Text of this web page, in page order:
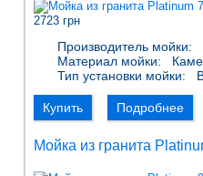
2723 грн
Производитель мойки:
Материал мойки:
Тип установки мойки:
Купить Подробнее
Мойка из гранита